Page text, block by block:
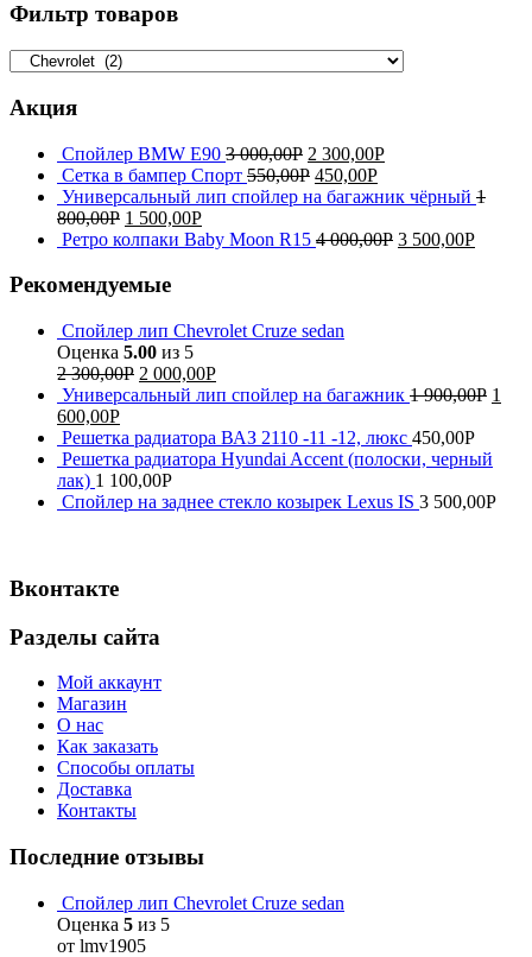
Фильтр товаров
Акция
Спойлер BMW E90 3 000,00Р 2 300,00Р
Сетка в бампер Спорт 550,00Р 450,00Р
Универсальный лип спойлер на багажник чёрный 1
800,00Р 1 500,00Р
Ретро колпаки Baby Moon R15 4 000,00Р 3 500,00Р
Рекомендуемые
Спойлер лип Chevrolet Cruze sedan
Оценка 5.00 из 5
2 300,00Р 2 000,00Р
Универсальный лип спойлер на багажник 1 900,00Р 1
600,00Р
Решетка радиатора ВАЗ 2110 -11 -12, люкс 450,00Р
Решетка радиатора Hyundai Accent (полоски, черный
лак) 1 100,00Р
Спойлер на заднее стекло козырек Lexus IS 3 500,00Р
Вконтакте
Разделы сайта
Мой аккаунт
Магазин
О нас
Как заказать
Способы оплаты
Доставка
Контакты
Последние отзывы
Спойлер лип Chevrolet Cruze sedan
Оценка 5 из 5
от lmv1905